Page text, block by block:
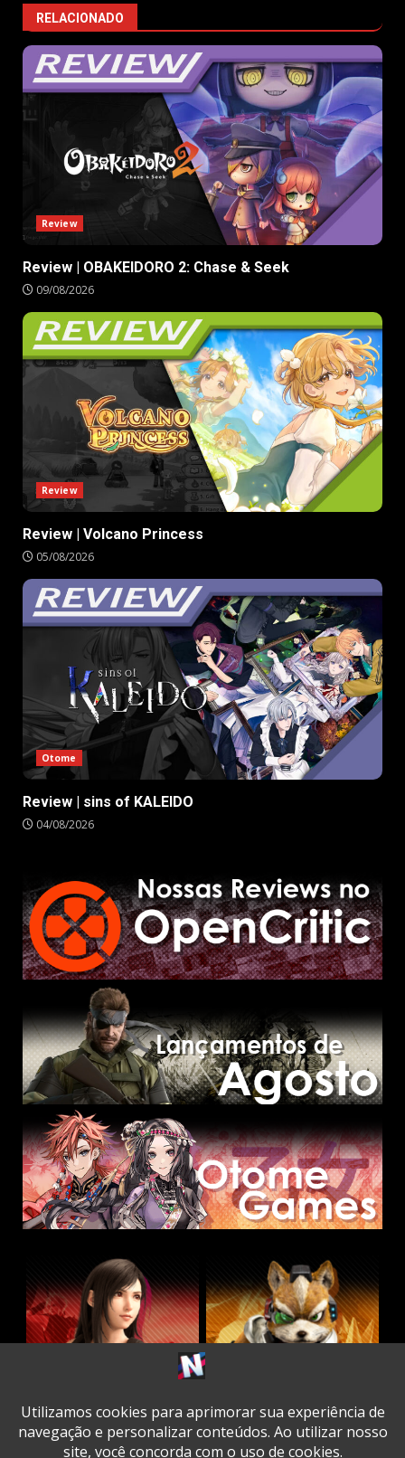
RELACIONADO
Review
Review | OBAKEIDORO 2: Chase & Seek
09/08/2026
Review
Review | Volcano Princess
05/08/2026
Otome
Review | sins of KALEIDO
04/08/2026